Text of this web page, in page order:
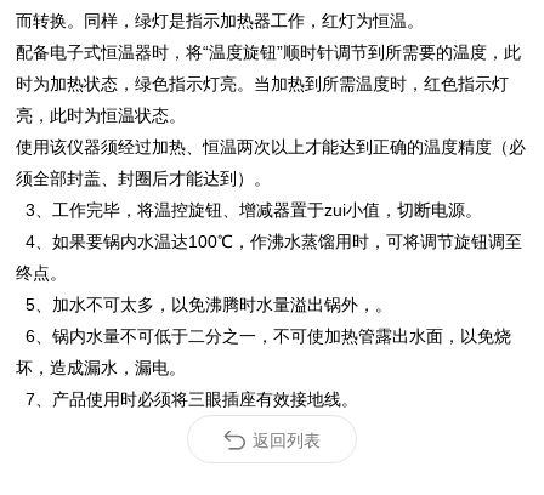
而转换。同样，绿灯是指示加热器工作，红灯为恒温。
配备电子式恒温器时，将“温度旋钮”顺时针调节到所需要的温度，此
时为加热状态，绿色指示灯亮。当加热到所需温度时，红色指示灯
亮，此时为恒温状态。
使用该仪器须经过加热、恒温两次以上才能达到正确的温度精度（必
须全部封盖、封圈后才能达到）。
3、工作完毕，将温控旋钮、增减器置于zui小值，切断电源。
4、如果要锅内水温达100℃，作沸水蒸馏用时，可将调节旋钮调至
终点。
5、加水不可太多，以免沸腾时水量溢出锅外，。
6、锅内水量不可低于二分之一，不可使加热管露出水面，以免烧
坏，造成漏水，漏电。
7、产品使用时必须将三眼插座有效接地线。
返回列表